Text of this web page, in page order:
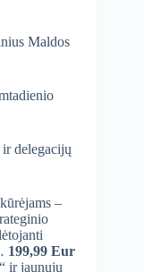
Maldos
delegacijų
–
199,99 Eur
ir jaunųjų